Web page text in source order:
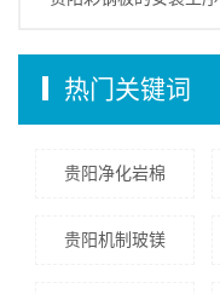
热门关键词
贵阳净化岩棉
贵阳机制玻镁